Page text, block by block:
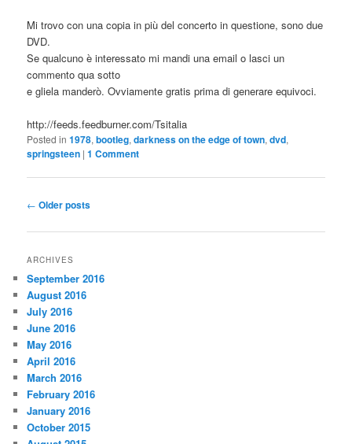
Mi trovo con una copia in più del concerto in questione, sono due
DVD.
Se qualcuno è interessato mi mandi una email o lasci un
commento qua sotto
e gliela manderò. Ovviamente gratis prima di generare equivoci.
http://feeds.feedburner.com/Tsitalia
Posted in 1978,bootleg,darkness on the edge of town,dvd,
springsteen |1 Comment
Post
← Older posts
ARCHIVES
September 2016
August 2016
July 2016
June 2016
May 2016
April 2016
March 2016
February 2016
January 2016
October 2015